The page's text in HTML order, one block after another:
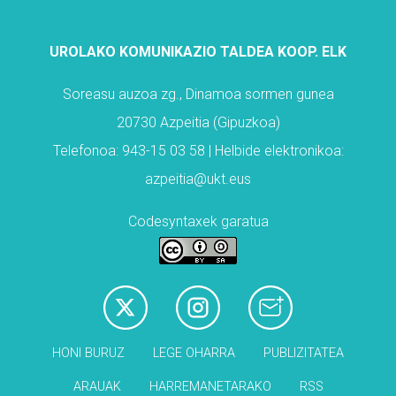
UROLAKO KOMUNIKAZIO TALDEA KOOP. ELK
Soreasu auzoa zg., Dinamoa sormen gunea
20730 Azpeitia (Gipuzkoa)
Telefonoa: 943-15 03 58 | Helbide elektronikoa:
azpeitia@ukt.eus
Codesyntaxek garatua
HONI BURUZ LEGE OHARRA PUBLIZITATEA
ARAUAK HARREMANETARAKO RSS